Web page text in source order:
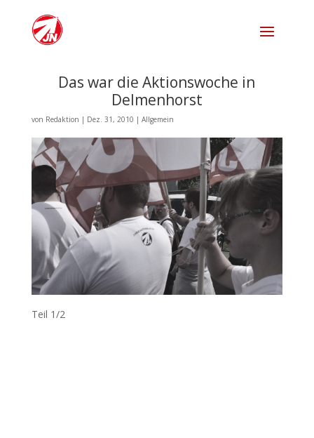
Das war die Aktionswoche in
Delmenhorst
von Redaktion | Dez. 31, 2010 | Allgemein
Teil 1/2